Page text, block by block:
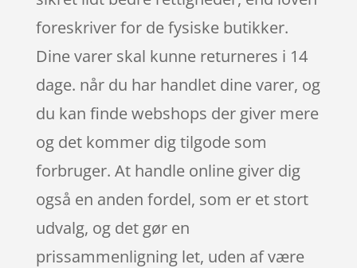
foreskriver for de fysiske butikker.
Dine varer skal kunne returneres i 14
dage. når du har handlet dine varer, og
du kan finde webshops der giver mere
og det kommer dig tilgode som
forbruger. At handle online giver dig
også en anden fordel, som er et stort
udvalg, og det gør en
prissammenligning let, uden af være